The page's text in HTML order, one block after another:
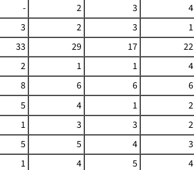
- 2 3 4
3 2 3 1
33 29 17 22
2 1 1 4
8 6 6 6
5 4 1 2
1 3 3 2
5 5 4 3
1 4 5 4